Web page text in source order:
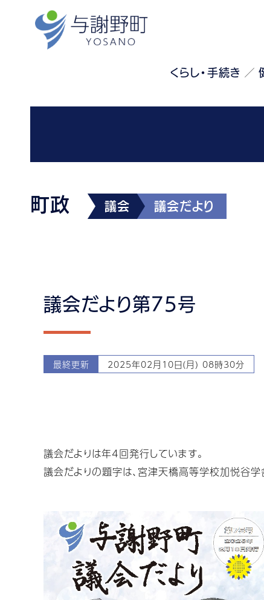
くらし・手続き
町政 議会 議会だより
議会だより第75号
最終更新 2025年02月10日(月) 08時30分
議会だよりは年4回発行しています。
議会だよりの題字は、宮津天橋高等学校加悦谷